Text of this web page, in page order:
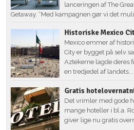
lanceringen af The
Getaway. “Med kampagnen gør vi det
Historiske Mexico
Mexico emmer af
City er bygget på selv
Aztekerne lagde deres
en tredjedel af landets...
Gratis
Det vrimler med gode
mange hoteller i bl.a.
giver lige nu gratis